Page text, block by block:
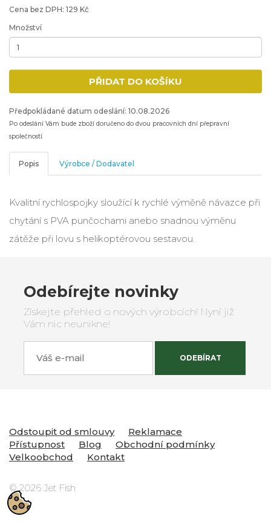
Cena bez DPH: 129 Kč
Množství
PŘIDAT DO KOŠÍKU
Předpokládané datum odeslání: 10.08.2026
Po odeslání Vám bude zboží doručeno do dvou pracovních dní přepravní
společností.
Popis Výrobce / Dodavatel
Kvalitní rychlospojky sloužící k rychlé výměně návazce při
chytání s PVA punčochami anebo snadnou výměnu
zátěže při lovu s helikoptérovou sestavou.
Odebírejte novinky
Získejte přehled o nových výrobcích! Nyní již
Vám nic neunikne!
ODEBÍRAT
Odstoupit od smlouvy
Reklamace
Přístupnost
Blog
Obchodní podmínky
Velkoobchod
Kontakt
© 2026 Jet Fish